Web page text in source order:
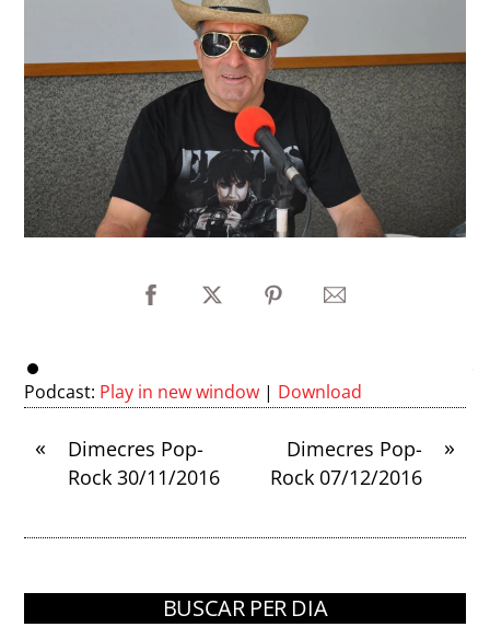
Podcast: Play in new window | Download
«
Dimecres Pop-
Rock 30/11/2016
»
Dimecres Pop-
Rock 07/12/2016
BUSCAR PER DIA